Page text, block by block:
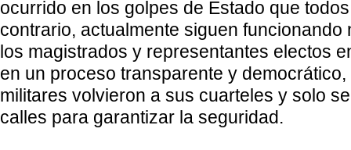
ocurrido en los golpes de Estado que
contrario, actualmente siguen funcionando
los magistrados y representantes electos
en un proceso transparente y
militares volvieron a sus cuarteles y solo
calles para garantizar la seguridad.